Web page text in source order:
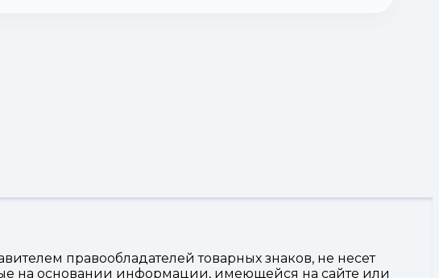
правообладателей товарных знаков, не несет
на основании информации, имеющейся на сайте или